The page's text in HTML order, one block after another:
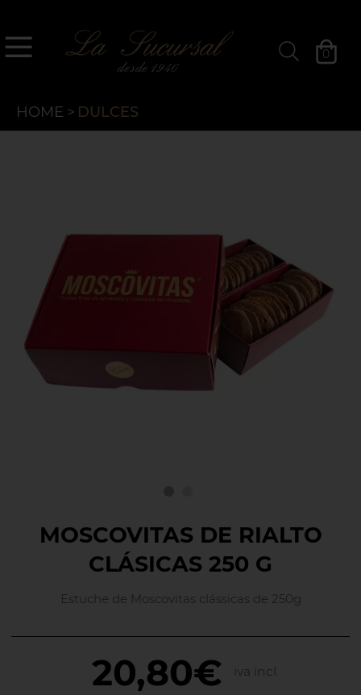
Filtros. » 0
HOME > DULCES
MOSCOVITAS DE RIALTO
CLÁSICAS 250 G
Estuche de Moscovitas clássicas de 250g
20,80€ iva incl.